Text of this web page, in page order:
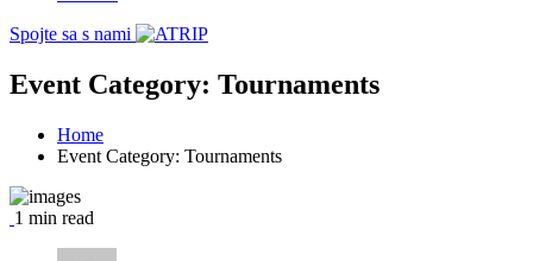
Spojte sa s nami
Event Category: Tournaments
Home
Event Category: Tournaments
1 min read